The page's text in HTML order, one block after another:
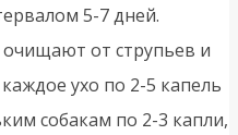
5-7 дней.
от струпьев и
ухо по 2-5 капель
собакам по 2-3 капли,